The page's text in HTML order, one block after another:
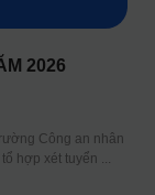
2026
Công an nhân
hợp xét tuyển